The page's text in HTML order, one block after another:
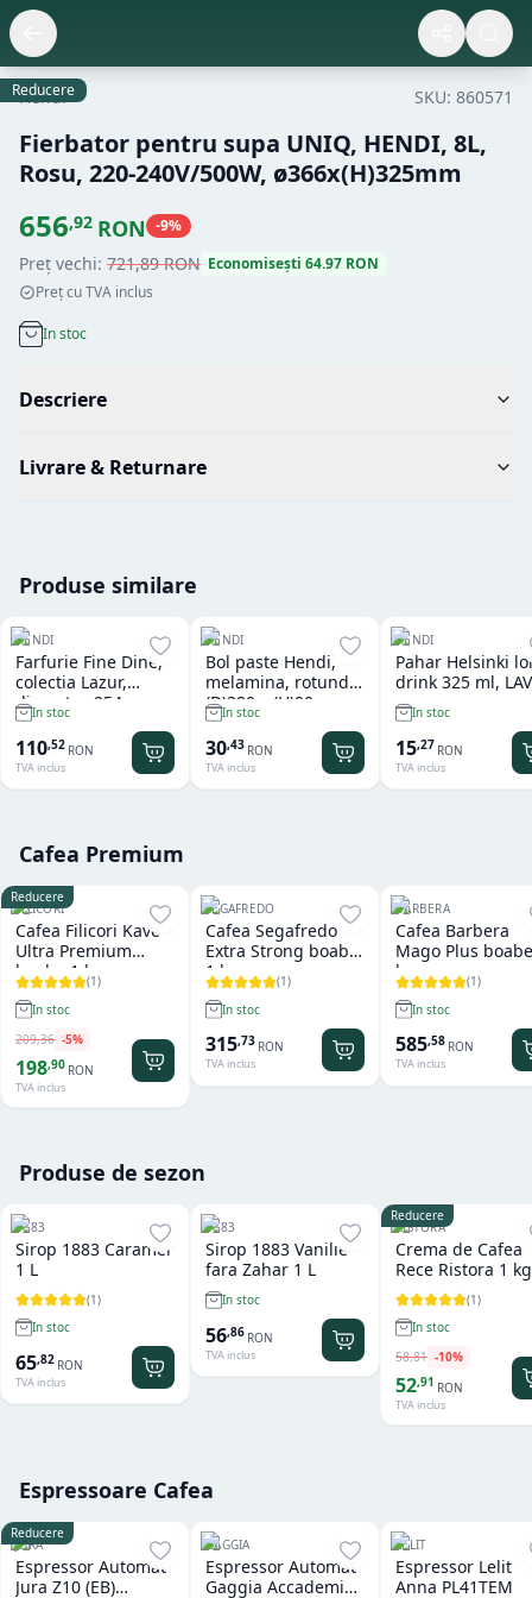
Reducere
Hendi SKU: 860571
Fierbator pentru supa UNIQ, HENDI, 8L,
Rosu, 220-240V/500W, ø366x(H)325mm
656,92 RON -9%
Preț vechi: 721,89RON Economisești 64.97 RON
Preț cu TVA inclus
In stoc
Descriere
Livrare & Returnare
Produse similare
HENDI
Farfurie Fine Dine,
colectia Lazur,
diametru 254 mm,
portelan decorat
manual
In stoc
110,52 RON
TVA inclus
HENDI
Bol paste Hendi,
melamina, rotund
(D)380 x (H)90 mm
In stoc
30,43 RON
TVA inclus
HENDI
Pahar Helsinki
drink 325 ml, LAV
In stoc
15,27 RON
TVA inclus
Cafea Premium
Reducere
FILICORI
Cafea Filicori Kave
Ultra Premium
boabe 1 kg
(1)
In stoc
209,36 -5%
198,90 RON
TVA inclus
SEGAFREDO
Cafea Segafredo
Extra Strong boabe
1 kg
(1)
In stoc
315,73 RON
TVA inclus
BARBERA
Cafea Barbera
Mago Plus
kg
(1)
In stoc
585,58 RON
TVA inclus
Produse de sezon
1883
Sirop 1883 Caramel
1 L
(1)
In stoc
65,82 RON
TVA inclus
1883
Sirop 1883 Vanilie
fara Zahar 1 L
In stoc
56,86 RON
TVA inclus
Reducere
RISTORA
Crema de Cafea
Rece Ristora 1 kg
(1)
In stoc
58,81 -10%
52,91 RON
TVA inclus
Espressoare Cafea
Reducere
JURA
Espressor Automat
Jura Z10 (EB)
GAGGIA
Espressor Automat
Gaggia Accademia
LELIT
Espressor Lelit
Anna PL41TEM